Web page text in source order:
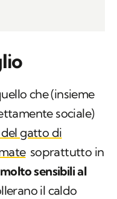
che (insieme
sociale)
gatto di
soprattutto in
molto sensibili al
il caldo